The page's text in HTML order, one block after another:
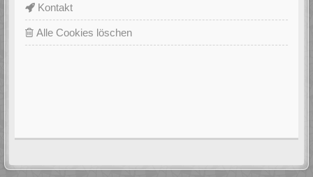
Kontakt
Alle Cookies löschen